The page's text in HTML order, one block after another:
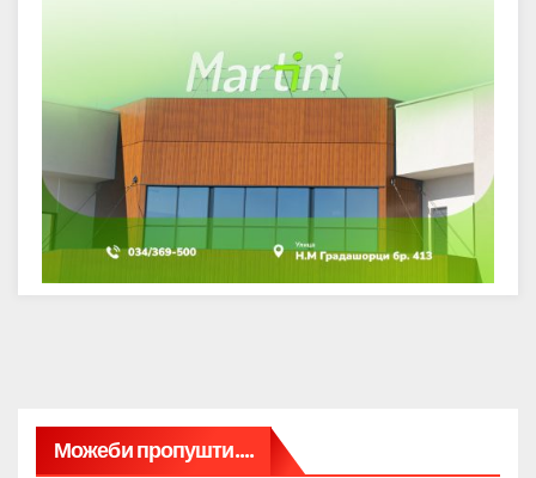
Можеби пропушти....